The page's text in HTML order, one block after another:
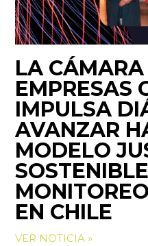
LA CÁMARA
EMPRESAS
IMPULSA
AVANZAR
MODELO
EN CHILE
VER NOTICIA »